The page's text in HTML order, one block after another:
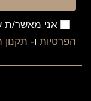
אני מאשר/ת
הפרטיות ו-